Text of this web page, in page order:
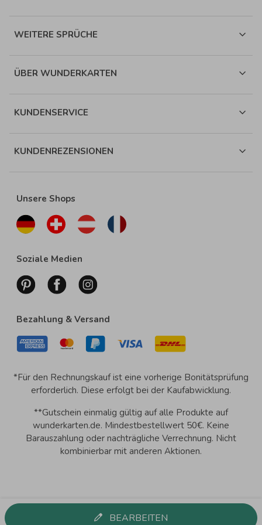
BEARBEITEN
WEITERE SPRÜCHE
ÜBER WUNDERKARTEN
KUNDENSERVICE
KUNDENREZENSIONEN
Unsere Shops
Soziale Medien
Bezahlung & Versand
*Für den Rechnungskauf ist eine vorherige Bonitätsprüfung
erforderlich. Diese erfolgt bei der Kaufabwicklung.
**Gutschein einmalig gültig auf alle Produkte auf
wunderkarten.de. Mindestbestellwert 50€. Keine
Barauszahlung oder nachträgliche Verrechnung. Nicht
kombinierbar mit anderen Aktionen.